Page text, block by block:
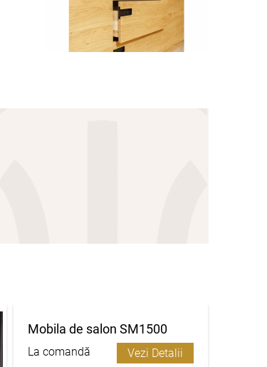
Mobila de salon SM1500
La comandă Vezi Detalii